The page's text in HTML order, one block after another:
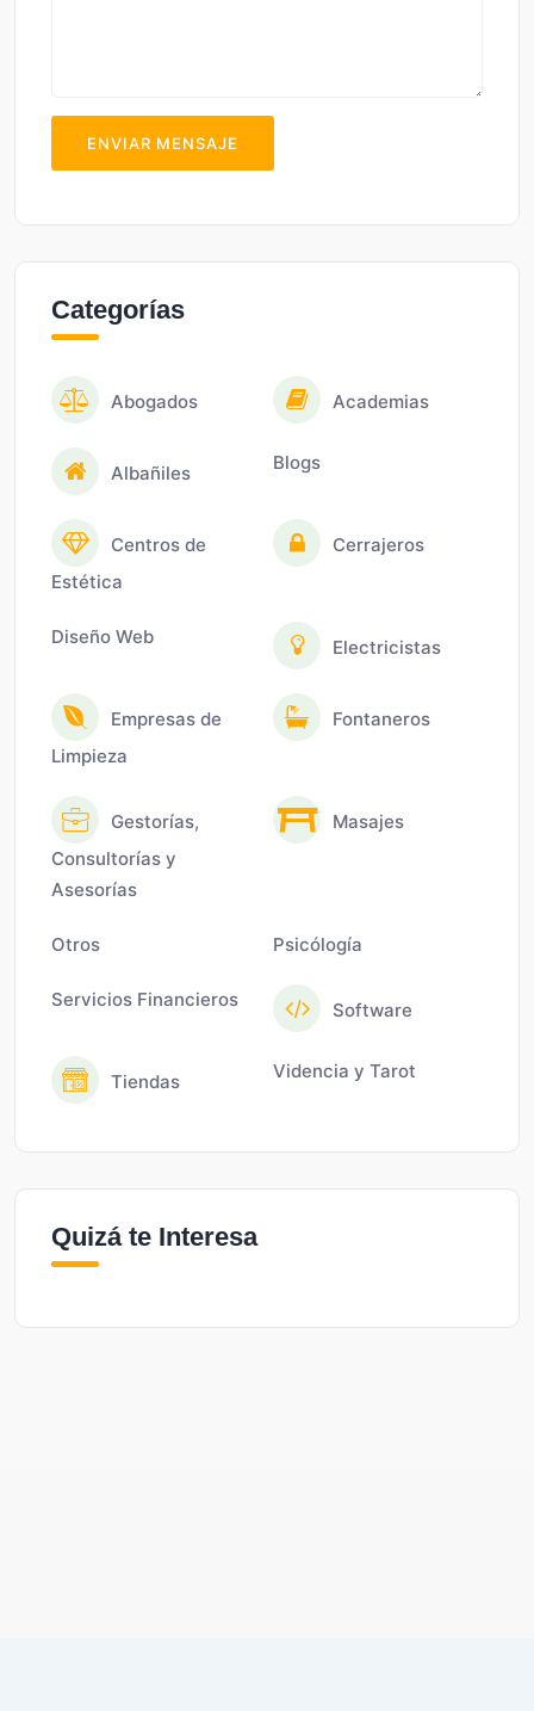
ENVIAR MENSAJE
Categorías
Abogados Academias
Albañiles Blogs
Centros de
Estética
Cerrajeros
Diseño Web Electricistas
Empresas de
Limpieza
Fontaneros
Gestorías,
Consultorías y
Asesorías
Masajes
Otros Psicólogía
Servicios Financieros Software
Tiendas Videncia y Tarot
Quizá te Interesa